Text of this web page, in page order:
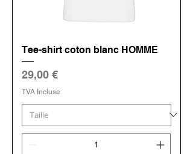
Tee-shirt coton blanc HOMME
Prix
29,00 €
TVA Incluse